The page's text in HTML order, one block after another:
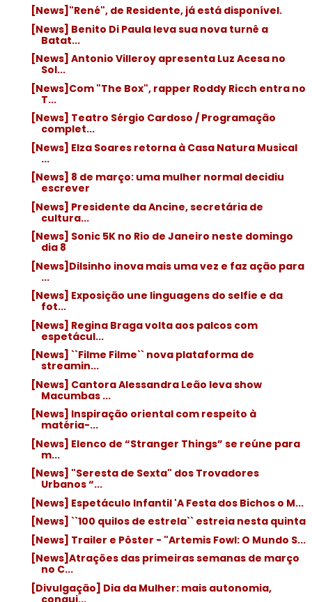
[News]"René", de Residente, já está disponível.
[News] Benito Di Paula leva sua nova turnê a
Batat...
[News] Antonio Villeroy apresenta Luz Acesa no
Sol...
[News]Com "The Box", rapper Roddy Ricch entra no
T...
[News] Teatro Sérgio Cardoso / Programação
complet...
[News] Elza Soares retorna à Casa Natura Musical
...
[News] 8 de março: uma mulher normal decidiu
escrever
[News] Presidente da Ancine, secretária de
cultura...
[News] Sonic 5K no Rio de Janeiro neste domingo
dia 8
[News]Dilsinho inova mais uma vez e faz ação para
...
[News] Exposição une linguagens do selfie e da
fot...
[News] Regina Braga volta aos palcos com
espetácul...
[News] ``Filme Filme`` nova plataforma de
streamin...
[News] Cantora Alessandra Leão leva show
Macumbas ...
[News] Inspiração oriental com respeito à
matéria-...
[News] Elenco de “Stranger Things” se reúne para
m...
[News] "Seresta de Sexta" dos Trovadores
Urbanos “...
[News] Espetáculo Infantil 'A Festa dos Bichos o M...
[News] ``100 quilos de estrela`` estreia nesta quinta
[News] Trailer e Pôster - "Artemis Fowl: O Mundo S...
[News]Atrações das primeiras semanas de março
no C...
[Divulgação] Dia da Mulher: mais autonomia,
conqui...